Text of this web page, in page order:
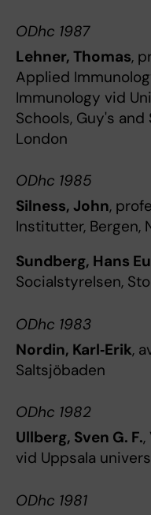
ODhc 1987
Lehner, Thomas,
Applied
Immunology vid
Schools, Guy's
London
ODhc 1985
Silness, John,
Institutter, Bergen,
Sundberg, Hans
Socialstyrelsen,
ODhc 1983
Nordin, Karl‐Erik,
Saltsjöbaden
ODhc 1982
Ullberg, Sven G. F.,
vid Uppsala
ODhc 1981